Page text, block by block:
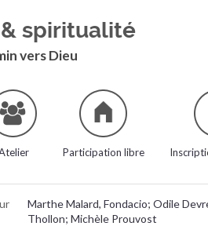
spiritualité
vers Dieu
Participation libre
Marthe Malard, Fondacio; Odile
Thollon; Michèle Prouvost